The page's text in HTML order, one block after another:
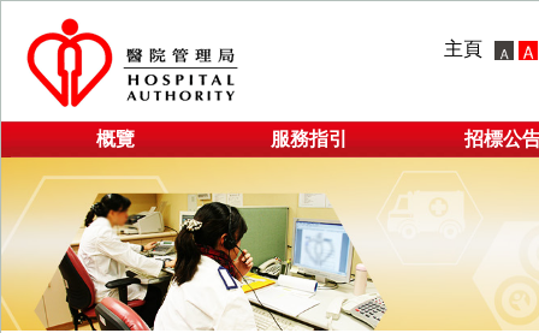
主頁
概覽 服務指引 招標公